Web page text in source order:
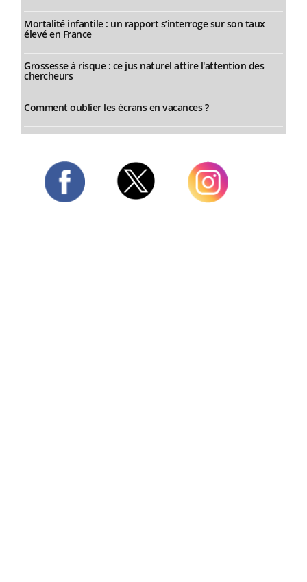
Mortalité infantile : un rapport s’interroge sur son taux
élevé en France
Grossesse à risque : ce jus naturel attire l'attention des
chercheurs
Comment oublier les écrans en vacances ?